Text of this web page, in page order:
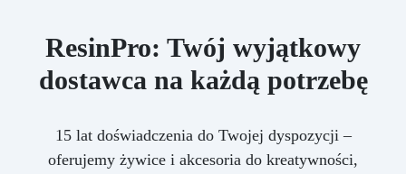
ResinPro: Twój wyjątkowy
dostawca na każdą potrzebę
15 lat doświadczenia do Twojej dyspozycji –
oferujemy żywice i akcesoria do kreatywności,